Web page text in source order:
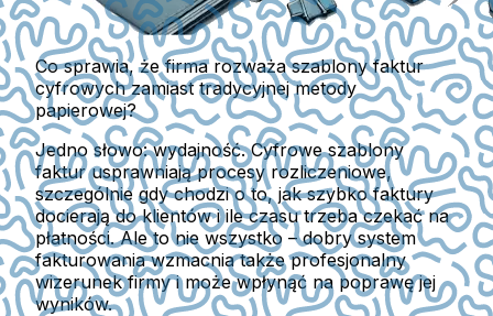
Co sprawia, że firma rozważa szablony faktur
cyfrowych zamiast tradycyjnej metody
papierowej?
Jedno słowo: wydajność. Cyfrowe szablony
faktur usprawniają procesy rozliczeniowe,
szczególnie gdy chodzi o to, jak szybko faktury
docierają do klientów i ile czasu trzeba czekać na
płatności. Ale to nie wszystko – dobry system
fakturowania wzmacnia także profesjonalny
wizerunek firmy i może wpłynąć na poprawę jej
wyników.